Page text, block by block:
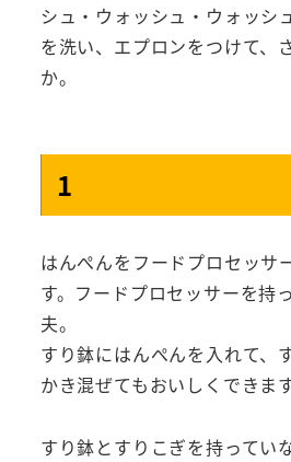
シュ・ウォッシュ・ウォッ
を洗い、エプロンをつけて、
か。
1
はんぺんをフードプロセッサ
す。フードプロセッサーを持
夫。
すり鉢にはんぺんを入れて、
かき混ぜてもおいしくできます
すり鉢とすりこぎを持ってい